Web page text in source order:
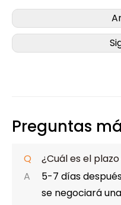
Preguntas
Q
¿Cuál es el
A
5-7 días
se negociará